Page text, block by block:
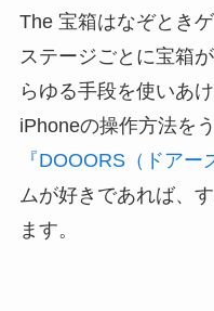
The 宝箱はなぞときゲ
ステージごとに宝箱
らゆる手段を使いあ
iPhoneの操作方法を
『DOOORS（ドアー
ムが好きであれば、
ます。